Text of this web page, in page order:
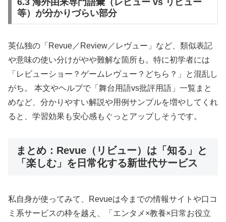
等）が分かりづらい部分
英仏独の「Revue／Review／レヴュー」など、類似表記
や意味の使い分けがやや難解な箇所も。特に初学者には
「レビューショー？ゲームレヴュー？どちら？」と混乱し
がち。 本文やヘルプで「舞台用語vs批評用語」一覧まと
めなど、分かりやすい解説や用例サンプルを増やしてくれ
ると、学習効果も安心感もぐっとアップしそうです。
まとめ：Revue（リビュー）は「知る」と
「楽しむ」を日常化する新世代サービス
私自身が使ってみて、Revueは今までの情報サイトや口コ
ミ系サービスの枠を越え、「エンタメ×教養×日常お役立